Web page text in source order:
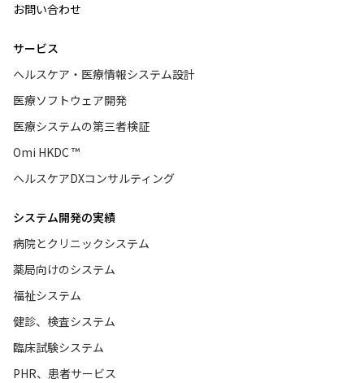
お問い合わせ
サービス
ヘルスケア・医療情報システム設計
医療ソフトウェア開発
医療システムの第三者検証
Omi HKDC ™
ヘルスケアDXコンサルティング
システム開発の実績
病院とクリニックシステム
薬局向けのシステム
福祉システム
健診、検査システム
臨床試験システム
PHR、患者サービス